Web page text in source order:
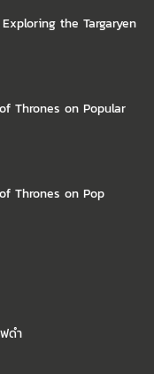
the Targaryen
Thrones on Popular
Thrones on Pop
ดำ